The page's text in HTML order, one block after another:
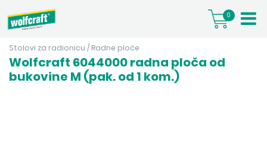
0
Stolovi za radionicu / Radne ploče
Wolfcraft 6044000 radna ploča od
bukovine M (pak. od 1 kom.)